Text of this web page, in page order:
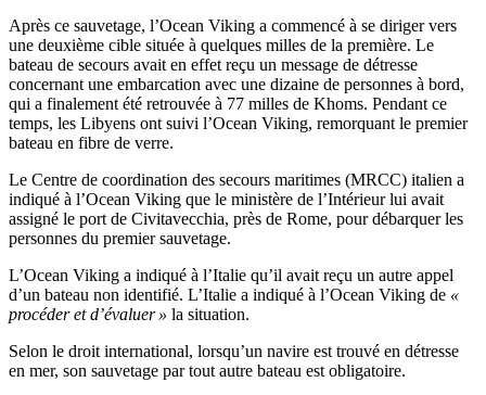
Après ce sauvetage, l’Ocean Viking a commencé à se diriger vers
une deuxième cible située à quelques milles de la première. Le
bateau de secours avait en effet reçu un message de détresse
concernant une embarcation avec une dizaine de personnes à bord,
qui a finalement été retrouvée à 77 milles de Khoms. Pendant ce
temps, les Libyens ont suivi l’Ocean Viking, remorquant le premier
bateau en fibre de verre.
Le Centre de coordination des secours maritimes (MRCC) italien a
indiqué à l’Ocean Viking que le ministère de l’Intérieur lui avait
assigné le port de Civitavecchia, près de Rome, pour débarquer les
personnes du premier sauvetage.
L’Ocean Viking a indiqué à l’Italie qu’il avait reçu un autre appel
d’un bateau non identifié. L’Italie a indiqué à l’Ocean Viking de «
procéder et d’évaluer » la situation.
Selon le droit international, lorsqu’un navire est trouvé en détresse
en mer, son sauvetage par tout autre bateau est obligatoire.